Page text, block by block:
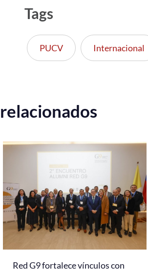
Tags
PUCV Internacional
Red G9 fortalece vínculos con